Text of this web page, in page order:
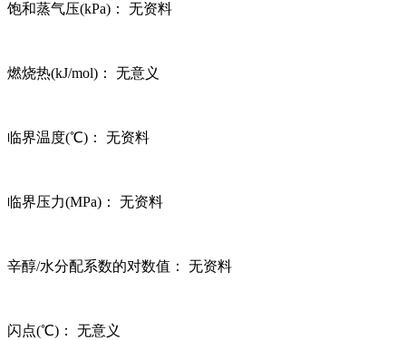
饱和蒸气压(kPa)： 无资料
燃烧热(kJ/mol)： 无意义
临界温度(℃)： 无资料
临界压力(MPa)： 无资料
辛醇/水分配系数的对数值： 无资料
闪点(℃)： 无意义